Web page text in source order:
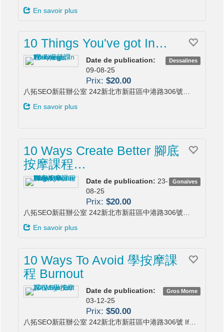
En savoir plus
10 Things You've got In…
Dessalines
Date de publication:
09-08-25
Prix: $20.00
八拓SEO新莊辦公室 242新北市新莊區中港路306號…
En savoir plus
10 Ways Create Better 腳底
按摩課程…
Gonaïves
Date de publication: 23-
08-25
Prix: $20.00
八拓SEO新莊辦公室 242新北市新莊區中港路306號…
En savoir plus
10 Ways To Avoid 學按摩課
程 Burnout
Gros Morne
Date de publication:
03-12-25
Prix: $50.00
八拓SEO新莊辦公室 242新北市新莊區中港路306號 If…